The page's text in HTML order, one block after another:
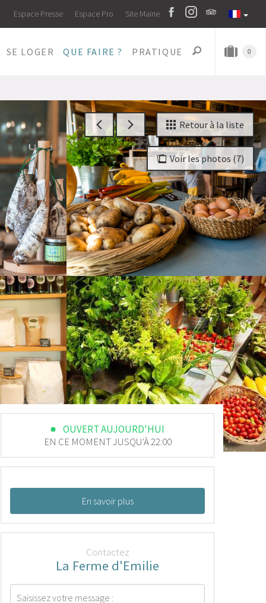
Espace Presse Espace Pro Site Mairie
SE LOGER QUE FAIRE ? PRATIQUE 0
Voir les photos (7)
Retour à la liste
OUVERT AUJOURD'HUI
EN CE MOMENT JUSQU'À 22:00
En savoir plus
Contactez
La Ferme d'Emilie